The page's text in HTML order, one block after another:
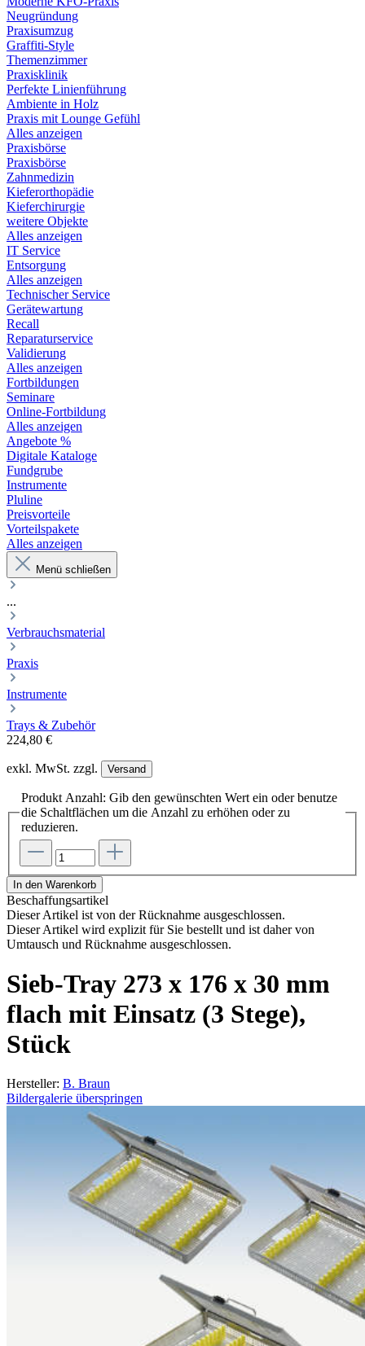
Neugründung
Praxisumzug
Graffiti-Style
Themenzimmer
Praxisklinik
Perfekte Linienführung
Ambiente in Holz
Praxis mit Lounge Gefühl
Alles anzeigen
Praxisbörse
Praxisbörse
Zahnmedizin
Kieferorthopädie
Kieferchirurgie
weitere Objekte
Alles anzeigen
IT Service
Entsorgung
Alles anzeigen
Technischer Service
Gerätewartung
Recall
Reparaturservice
Validierung
Alles anzeigen
Fortbildungen
Seminare
Online-Fortbildung
Alles anzeigen
Angebote %
Digitale Kataloge
Fundgrube
Instrumente
Pluline
Preisvorteile
Vorteilspakete
Alles anzeigen
Menü schließen
...
Verbrauchsmaterial
Praxis
Instrumente
Trays & Zubehör
224,80 €
exkl. MwSt. zzgl. Versand
Produkt Anzahl: Gib den gewünschten Wert ein oder benutze
die Schaltflächen um die Anzahl zu erhöhen oder zu
reduzieren.
In den Warenkorb
Beschaffungsartikel
Dieser Artikel ist von der Rücknahme ausgeschlossen.
Dieser Artikel wird explizit für Sie bestellt und ist daher von
Umtausch und Rücknahme ausgeschlossen.
Sieb-Tray 273 x 176 x 30 mm
flach mit Einsatz (3 Stege),
Stück
Hersteller: B. Braun
Bildergalerie überspringen